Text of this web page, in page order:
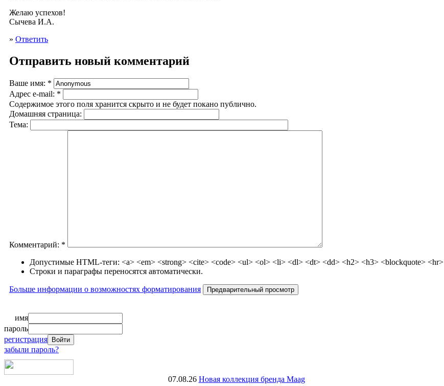
Желаю успехов!
Сычева И.А.
» Ответить
Отправить новый комментарий
Ваше имя: *
Адрес e-mail: *
Содержимое этого поля хранится скрыто и не будет покано публично.
Домашняя страница:
Тема:
Комментарий: *
Допустимые HTML-теги: <a> <em> <strong> <cite> <code> <ul> <ol> <li> <dl> <dt> <dd> <h2> <h3> <blockquote> <hr>
Строки и параграфы переносятся автоматически.
Больше информации о возможностях форматирования
имя
пароль
регистрация
забыли пароль?
07.08.26 Новая коллекция бренда Maag